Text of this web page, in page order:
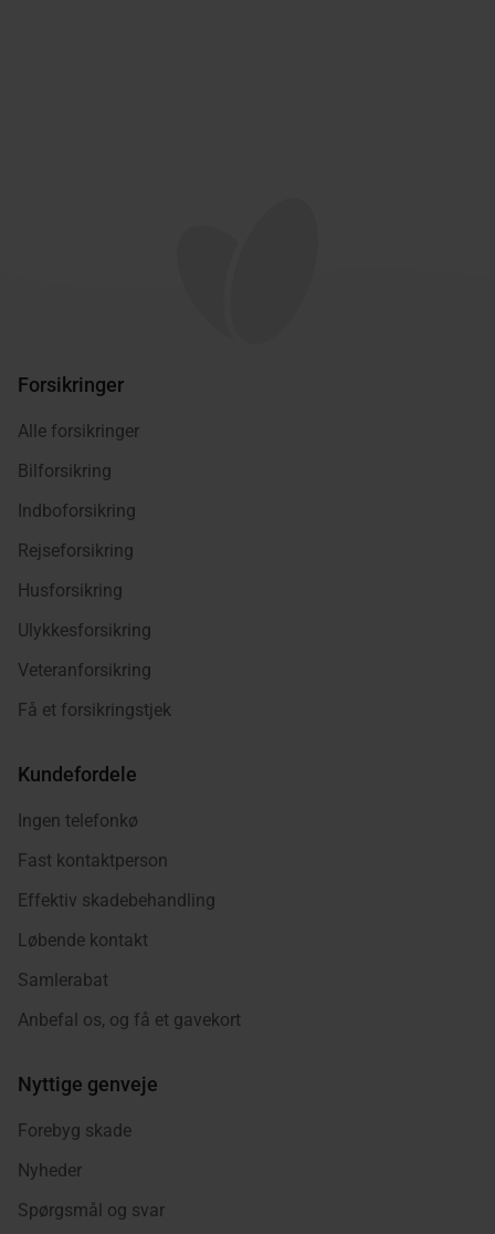
Forsikringer
Alle forsikringer
Bilforsikring
Indboforsikring
Rejseforsikring
Husforsikring
Ulykkesforsikring
Veteranforsikring
Få et forsikringstjek
Kundefordele
Ingen telefonkø
Fast kontaktperson
Effektiv skadebehandling
Løbende kontakt
Samlerabat
Anbefal os, og få et gavekort
Nyttige genveje
Forebyg skade
Nyheder
Spørgsmål og svar